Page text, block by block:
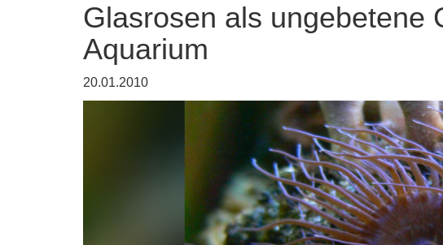
Glasrosen als ungebetene
Aquarium
20.01.2010